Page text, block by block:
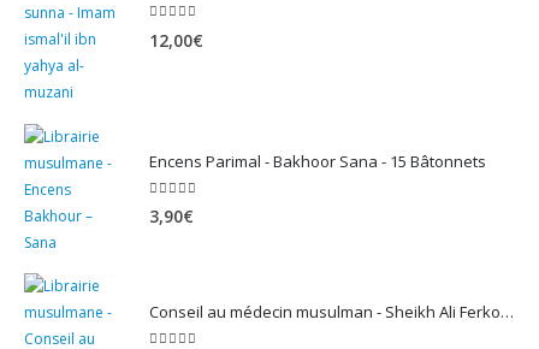
12,00€
Encens Parimal - Bakhoor Sana - 15 Bâtonnets
5.00sur 5
3,90€
Conseil au médecin musulman - Sheikh Ali Ferkous